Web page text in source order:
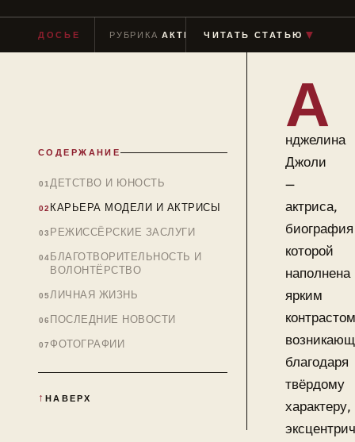
ДОСЬЕ РУБРИКААКТЕРЫ ЧТЕНИЕ ≈ 15 МИН
ЧИТАТЬ СТАТЬЮ ▼
СОДЕРЖАНИЕ
ДЕТСТВО И ЮНОСТЬ
КАРЬЕРА МОДЕЛИ И АКТРИСЫ
РЕЖИССЁРСКИЕ ЗАСЛУГИ
БЛАГОТВОРИТЕЛЬНОСТЬ И
ВОЛОНТЁРСТВО
ЛИЧНАЯ ЖИЗНЬ
ПОСЛЕДНИЕ НОВОСТИ
ФОТОГРАФИИ
НАВЕРХ
А
нджелина
Джоли
—
актриса,
биография
которой
наполнена
ярким
благодаря
твёрдому
характеру,